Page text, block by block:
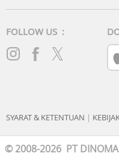
FOLLOW US :
SYARAT & KETENTUAN |
© 2008-2026 PT